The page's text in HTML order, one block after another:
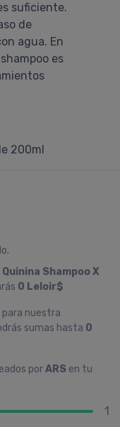
suficiente.
de
agua. En
es
200ml
Shampoo X
0 Leloir$
nuestra
sumas hasta 0
porARS en tu
1